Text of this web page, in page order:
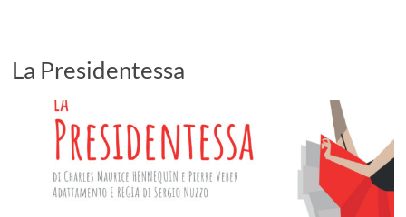
La Presidentessa